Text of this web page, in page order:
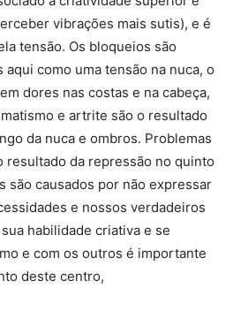
vibrações mais sutis), e é
tensão. Os bloqueios são
como uma tensão na nuca, o
dores nas costas e na cabeça,
e artrite são o resultado
da nuca e ombros. Problemas
resultado da repressão no quinto
são causados por não expressar
e nossos verdadeiros
habilidade criativa e se
e com os outros é importante
deste centro,